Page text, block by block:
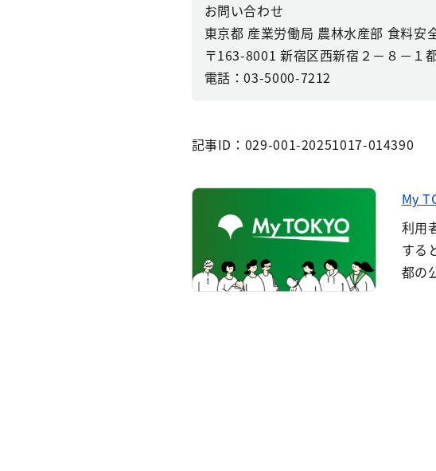
お問い合わせ
東京都 産業労働局 農林水産部 食料安
〒163-8001 新宿区西新宿２－８－１
電話：03-5000-7212
記事ID：029-001-20251017-014390
My
利用
する
都の